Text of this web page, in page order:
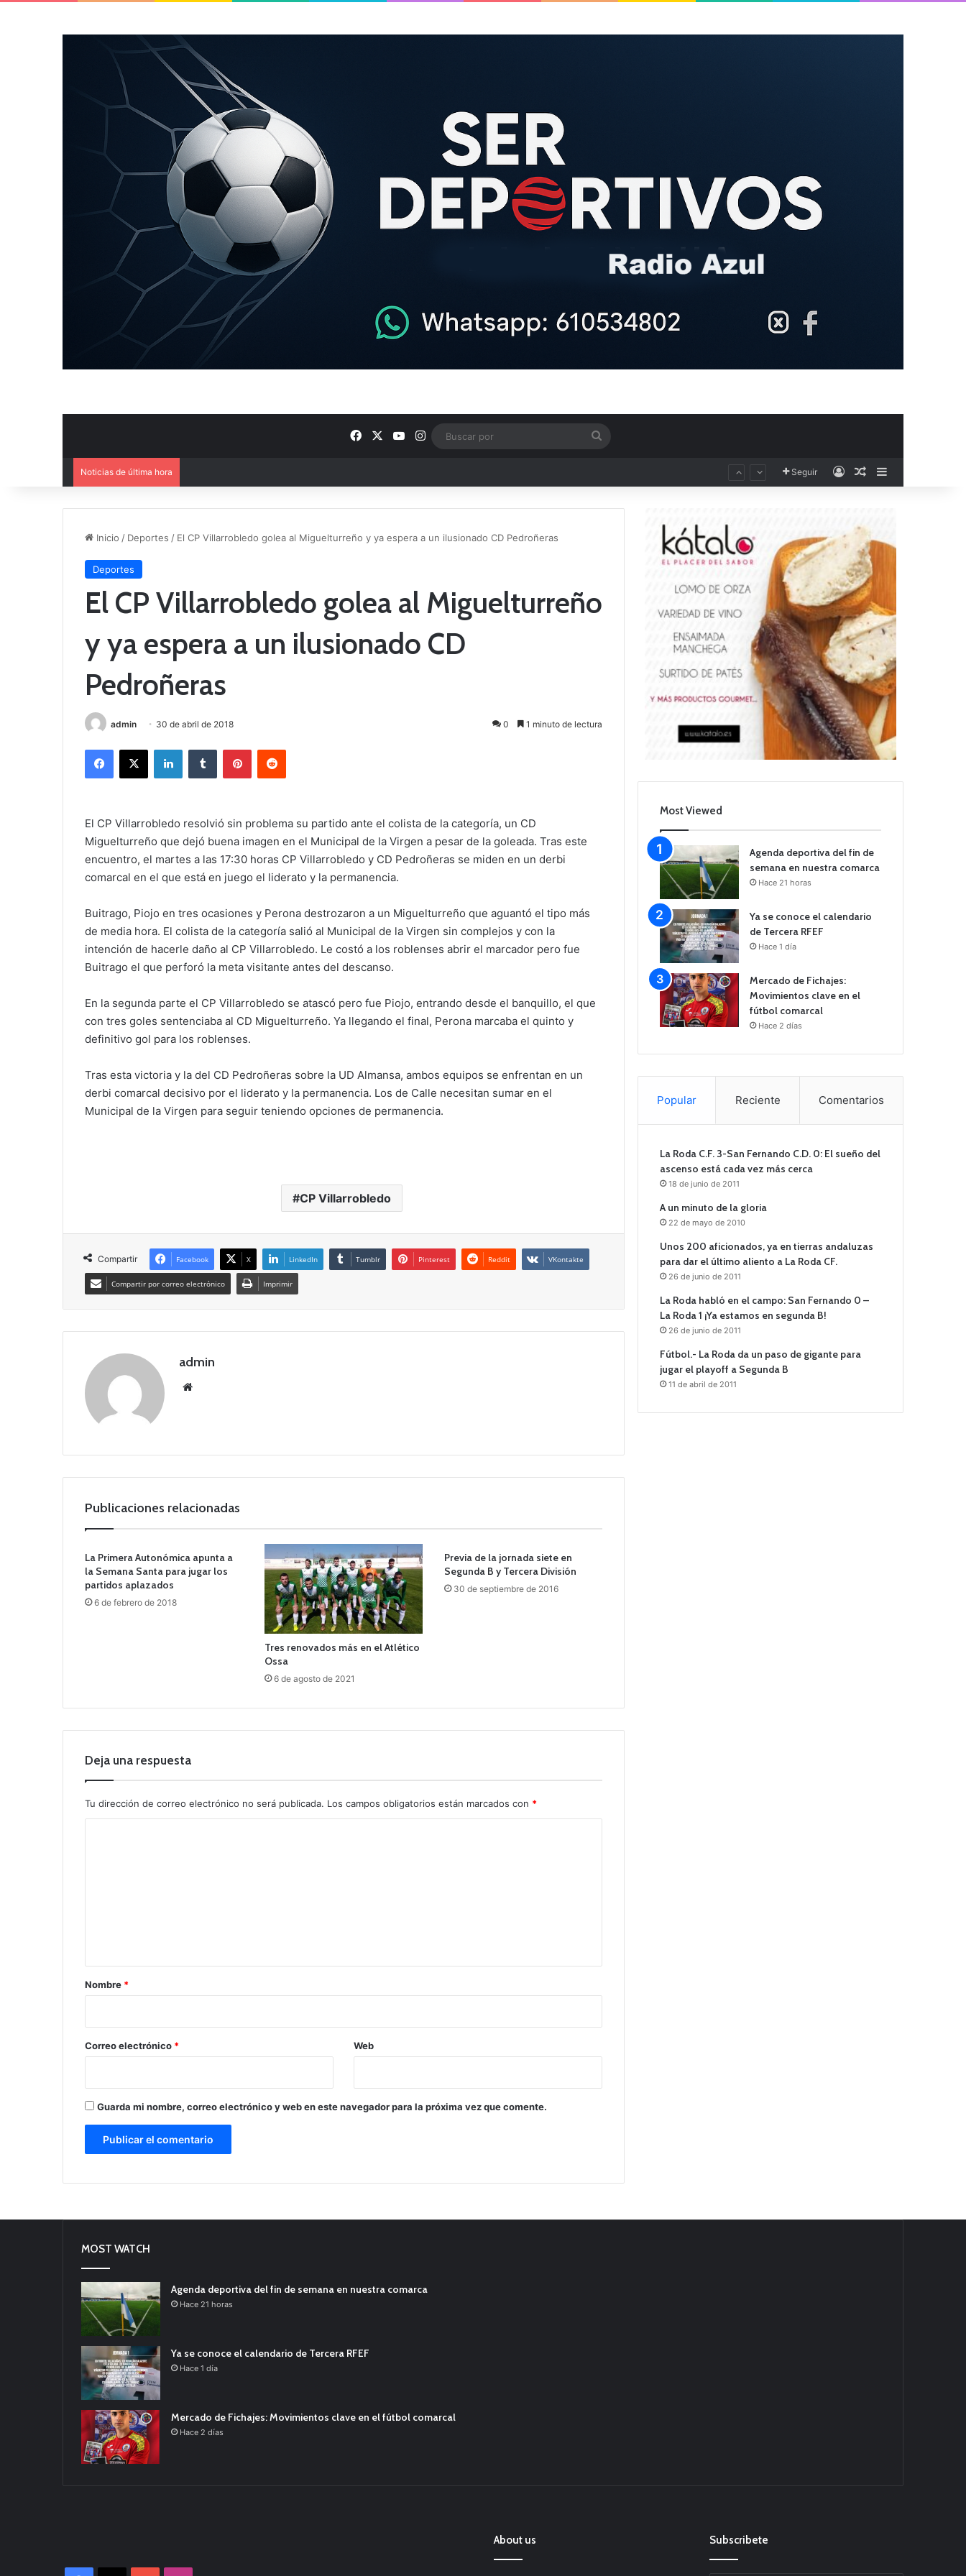
FacebookYouTube
Instagram
Noticias de última hora Seguir AccesoPublicación al
Inicio / Deportes / El CP Villarrobledo golea al Miguelturreño y ya espera a un ilusionado CD Pedroñeras
Deportes
El CP Villarrobledo golea al Miguelturreño
y ya espera a un ilusionado CD
Pedroñeras
admin 30 de abril de 2018 0 1 minuto de lectura
El CP Villarrobledo resolvió sin problema su partido ante el colista de la categoría, un CD
Miguelturreño que dejó buena imagen en el Municipal de la Virgen a pesar de la goleada. Tras este
encuentro, el martes a las 17:30 horas CP Villarrobledo y CD Pedroñeras se miden en un derbi
comarcal en el que está en juego el liderato y la permanencia.
Buitrago, Piojo en tres ocasiones y Perona destrozaron a un Miguelturreño que aguantó el tipo más
de media hora. El colista de la categoría salió al Municipal de la Virgen sin complejos y con la
intención de hacerle daño al CP Villarrobledo. Le costó a los roblenses abrir el marcador pero fue
Buitrago el que perforó la meta visitante antes del descanso.
En la segunda parte el CP Villarrobledo se atascó pero fue Piojo, entrando desde el banquillo, el que
con tres goles sentenciaba al CD Miguelturreño. Ya llegando el final, Perona marcaba el quinto y
definitivo gol para los roblenses.
Tras esta victoria y la del CD Pedroñeras sobre la UD Almansa, ambos equipos se enfrentan en un
derbi comarcal decisivo por el liderato y la permanencia. Los de Calle necesitan sumar en el
Municipal de la Virgen para seguir teniendo opciones de permanencia.
CP Villarrobledo
Compartir Facebook X LinkedIn Tumblr Pinterest Reddit VKontakte
Compartir por correo electrónico Imprimir
admin
Publicaciones relacionadas
La Primera Autonómica apunta a
la Semana Santa para jugar los
partidos aplazados
6 de febrero de 2018
Tres renovados más en el Atlético
Ossa
6 de agosto de 2021
Previa de la jornada siete en
Segunda B y Tercera División
30 de septiembre de 2016
Deja una respuesta
Tu dirección de correo electrónico no será publicada. Los campos obligatorios están marcados con *
r
*
Nombre *
Correo electrónico * Web
Guarda mi nombre, correo electrónico y web en este navegador para la próxima vez que comente.
Most Viewed
Agenda deportiva del fin de
semana en nuestra comarca
Hace 21 horas
Ya se conoce el calendario
de Tercera RFEF
Hace 1 día
Mercado de Fichajes:
Movimientos clave en el
fútbol comarcal
Hace 2 días
Popular Reciente Comentarios
La Roda C.F. 3-San Fernando C.D. 0: El sueño del
ascenso está cada vez más cerca
18 de junio de 2011
A un minuto de la gloria
22 de mayo de 2010
Unos 200 aficionados, ya en tierras andaluzas
para dar el último aliento a La Roda CF.
26 de junio de 2011
La Roda habló en el campo: San Fernando 0 –
La Roda 1 ¡Ya estamos en segunda B!
26 de junio de 2011
Fútbol.- La Roda da un paso de gigante para
jugar el playoff a Segunda B
11 de abril de 2011
MOST WATCH
Agenda deportiva del fin de semana en nuestra comarca
Hace 21 horas
Ya se conoce el calendario de Tercera RFEF
Hace 1 día
Mercado de Fichajes: Movimientos clave en el fútbol comarcal
Hace 2 días
About us Subscribete